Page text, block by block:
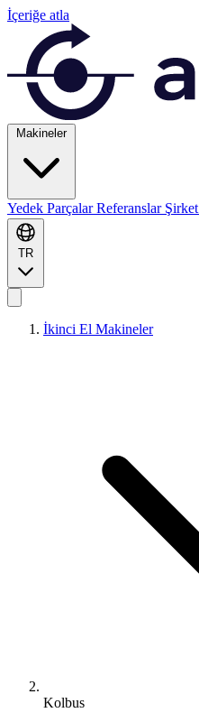
İçeriğe atla
Makineler
Yedek ParçalarReferanslar Şirket
TR
İkinci El Makineler
Kolbus